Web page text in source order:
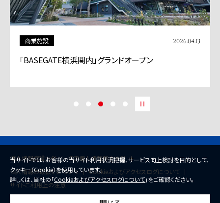
商業施設 2026.04.13
「BASEGATE横浜関内」グランドオープン
個人情報保護方針
特定個人情報基本方針
個人情報の取扱いについて
Cookieおよびアクセスログについて
サイトご利用上の注意
当サイトでは、お客様の当サイト利用状況把握、サービス向上検討を目的として、
クッキー（Cookie）を使用しています。
詳しくは、当社の「Cookieおよびアクセスログについて」をご確認ください。